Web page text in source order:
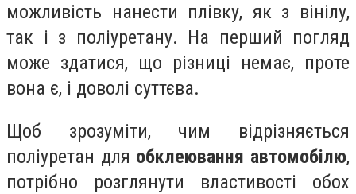
можливість нанести плівку, як з вінілу,
так і з поліуретану. На перший погляд
може здатися, що різниці немає, проте
вона є, і доволі суттєва.
Щоб зрозуміти, чим відрізняється
поліуретан для обклеювання автомобілю,
потрібно розглянути властивості обох